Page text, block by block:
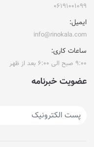
۰۶۱۹۱۰۰۱۰۹۹
ایمیل:
info@rinokala.com
ساعات کاری:
۹:۰۰ صبح الی ۶:۰۰ بعد از ظهر
عضویت خبرنامه